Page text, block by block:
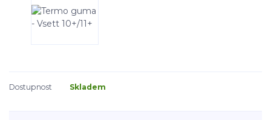
Dostupnost Skladem